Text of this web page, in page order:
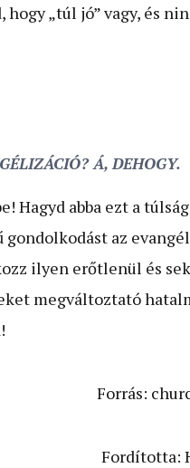
hogy „túl jó” vagy, és
Á, DEHOGY.
Hagyd abba ezt a
gondolkodást az
ilyen erőtlenül és
megváltoztató
Forrás:
Fordította: